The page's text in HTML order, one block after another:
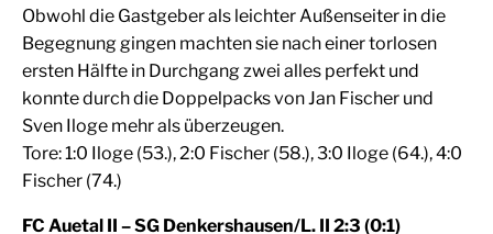
Obwohl die Gastgeber als leichter Außenseiter in die
Begegnung gingen machten sie nach einer torlosen
ersten Hälfte in Durchgang zwei alles perfekt und
konnte durch die Doppelpacks von Jan Fischer und
Sven Iloge mehr als überzeugen.
Tore: 1:0 Iloge (53.), 2:0 Fischer (58.), 3:0 Iloge (64.), 4:0
Fischer (74.)
FC Auetal II – SG Denkershausen/L. II 2:3 (0:1)